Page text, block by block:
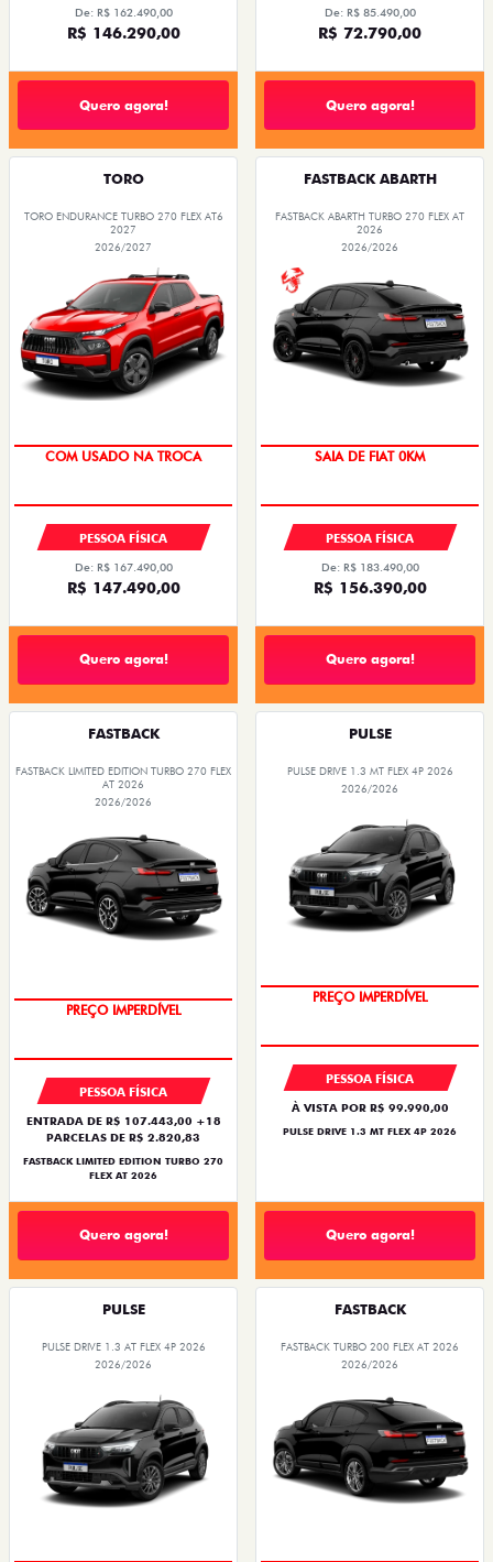
De: R$ 162.490,00
R$ 146.290,00
Quero agora!
De: R$ 85.490,00
R$ 72.790,00
Quero agora!
TORO
TORO ENDURANCE TURBO 270 FLEX AT6
2027
2026/2027
COM USADO NA TROCA
PESSOA FÍSICA
De: R$ 167.490,00
R$ 147.490,00
Quero agora!
FASTBACK ABARTH
FASTBACK ABARTH TURBO 270 FLEX AT
2026
2026/2026
SAIA DE FIAT 0KM
PESSOA FÍSICA
De: R$ 183.490,00
R$ 156.390,00
Quero agora!
FASTBACK
FASTBACK LIMITED EDITION TURBO 270 FLEX
AT 2026
2026/2026
PREÇO IMPERDÍVEL
PESSOA FÍSICA
ENTRADA DE R$ 107.443,00 +18
PARCELAS DE R$ 2.820,83
FASTBACK LIMITED EDITION TURBO 270
FLEX AT 2026
Quero agora!
PULSE
PULSE DRIVE 1.3 MT FLEX 4P 2026
2026/2026
PREÇO IMPERDÍVEL
PESSOA FÍSICA
À VISTA POR R$ 99.990,00
PULSE DRIVE 1.3 MT FLEX 4P 2026
Quero agora!
PULSE
PULSE DRIVE 1.3 AT FLEX 4P 2026
2026/2026
FASTBACK
FASTBACK TURBO 200 FLEX AT 2026
2026/2026